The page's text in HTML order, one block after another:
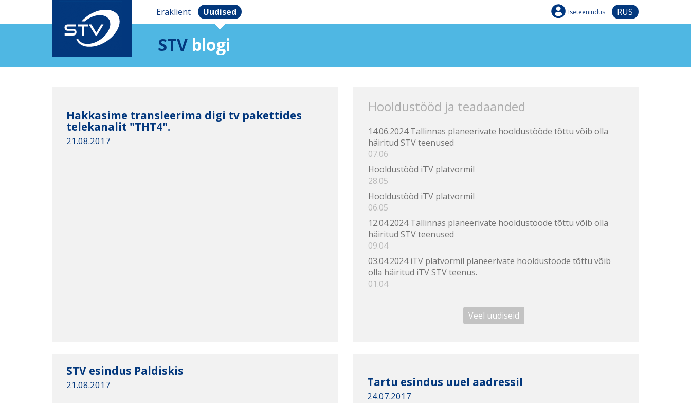
Eraklient Uudised Iseteenindus RUS
STV blogi
Hakkasime transleerima digi tv pakettides
telekanalit "THT4".
21.08.2017
Hooldustööd ja teadaanded
14.06.2024 Tallinnas planeerivate hooldustööde tõttu võib olla
häiritud STV teenused
07.06
Hooldustööd iTV platvormil
28.05
Hooldustööd iTV platvormil
06.05
12.04.2024 Tallinnas planeerivate hooldustööde tõttu võib olla
häiritud STV teenused
09.04
03.04.2024 iTV platvormil planeerivate hooldustööde tõttu võib
olla häiritud iTV STV teenus.
01.04
Veel uudiseid
STV esindus Paldiskis
21.08.2017 Tartu esindus uuel aadressil
24.07.2017